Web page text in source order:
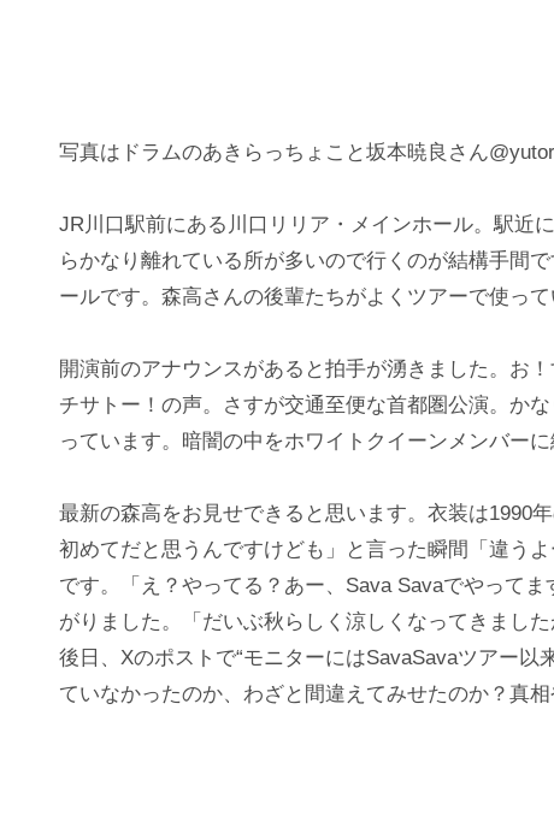
写真はドラムのあきらっちょこと坂本暁良さん
JR川口駅前にある川口リリア・メインホール。駅近
らかなり離れている所が多いので行くのが結構手間
ールです。森高さんの後輩たちがよくツアーで使っ
開演前のアナウンスがあると拍手が湧きました。お
チサトー！の声。さすが交通至便な首都圏公演。か
っています。暗闇の中をホワイトクイーンメンバー
最新の森高をお見せできると思います。衣装は1990
初めてだと思うんですけども」と言った瞬間「違う
です。「え？やってる？あー、Sava Savaでやって
がりました。「だいぶ秋らしく涼しくなってきまし
後日、Xのポストで“モニターにはSavaSavaツアー
ていなかったのか、わざと間違えてみせたのか？真相